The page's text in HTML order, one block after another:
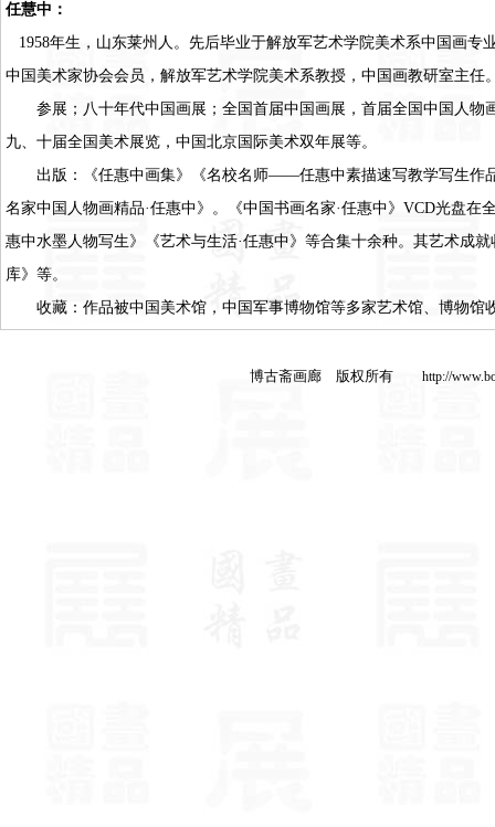
任慧中：
1958年生，山东莱州人。先后毕业于解放军艺术学院美术系中国画专
中国美术家协会会员，解放军艺术学院美术系教授，中国画教研室主任
参展；八十年代中国画展；全国首届中国画展，首届全国中国人物
九、十届全国美术展览，中国北京国际美术双年展等。
出版：《任惠中画集》《名校名师——任惠中素描速写教学写生作品
名家中国人物画精品·任惠中》。《中国书画名家·任惠中》VCD光盘
惠中水墨人物写生》《艺术与生活·任惠中》等合集十余种。其艺术成
库》等。
收藏：作品被中国美术馆，中国军事博物馆等多家艺术馆、博物馆
博古斋画廊 版权所有 http://